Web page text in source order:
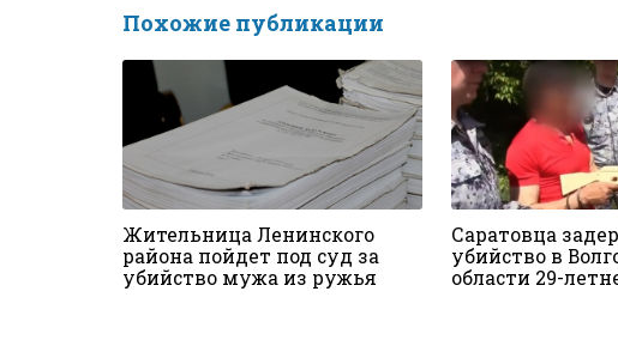
Похожие публикации
Жительница Ленинского
района пойдет под суд за
убийство мужа из ружья
Саратовца
убийство в
области 29-